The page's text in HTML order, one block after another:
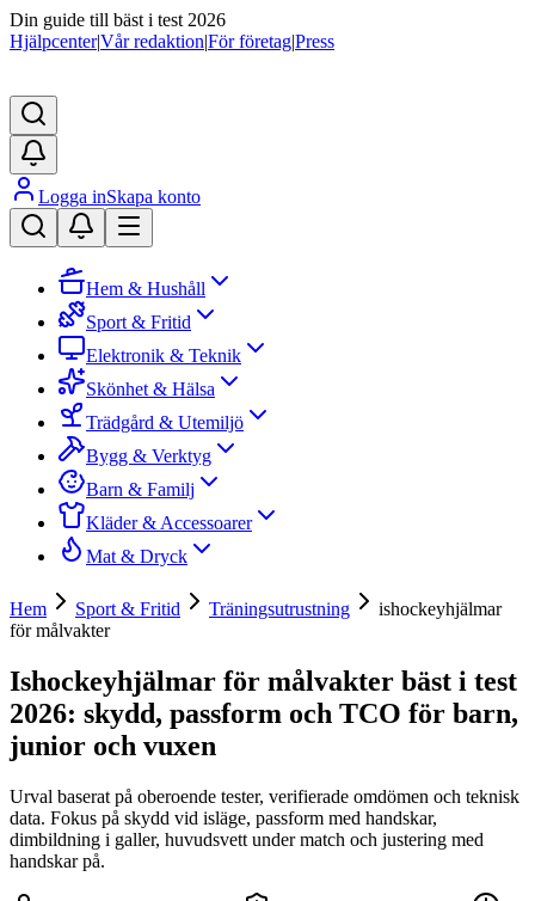
Din guide till bäst i test 2026
Hjälpcenter|Vår redaktion|För företag|Press
Logga inSkapa konto
Hem & Hushåll
Sport & Fritid
Elektronik & Teknik
Skönhet & Hälsa
Trädgård & Utemiljö
Bygg & Verktyg
Barn & Familj
Kläder & Accessoarer
Mat & Dryck
Hem Sport & Fritid Träningsutrustning
ishockeyhjälmar
för målvakter
Ishockeyhjälmar för målvakter bäst i test
2026: skydd, passform och TCO för barn,
junior och vuxen
Urval baserat på oberoende tester, verifierade omdömen och teknisk
data. Fokus på skydd vid isläge, passform med handskar,
dimbildning i galler, huvudsvett under match och justering med
handskar på.